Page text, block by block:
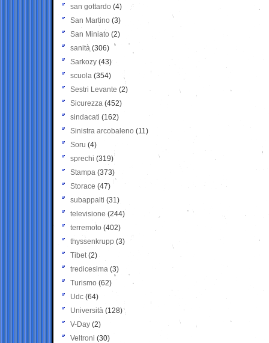
san gottardo (4)
San Martino (3)
San Miniato (2)
sanità (306)
Sarkozy (43)
scuola (354)
Sestri Levante (2)
Sicurezza (452)
sindacati (162)
Sinistra arcobaleno (11)
Soru (4)
sprechi (319)
Stampa (373)
Storace (47)
subappalti (31)
televisione(244)
terremoto (402)
thyssenkrupp (3)
Tibet(2)
tredicesima (3)
Turismo (62)
Udc (64)
Università (128)
V-Day (2)
Veltroni (30)